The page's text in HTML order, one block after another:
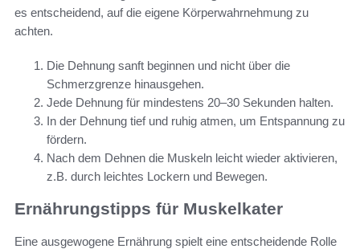
es entscheidend, auf die eigene Körperwahrnehmung zu
achten.
Die Dehnung sanft beginnen und nicht über die
Schmerzgrenze hinausgehen.
Jede Dehnung für mindestens 20–30 Sekunden halten.
In der Dehnung tief und ruhig atmen, um Entspannung zu
fördern.
Nach dem Dehnen die Muskeln leicht wieder aktivieren,
z.B. durch leichtes Lockern und Bewegen.
Ernährungstipps für Muskelkater
Eine ausgewogene Ernährung spielt eine entscheidende Rolle